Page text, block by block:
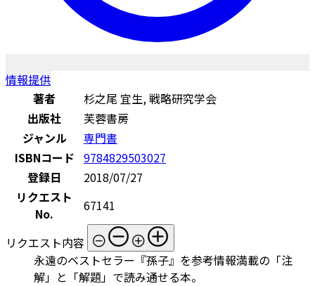
情報提供
著者
杉之尾 宜生, 戦略研究学会
出版社
芙蓉書房
ジャンル
専門書
ISBNコード 9784829503027
登録日
2018/07/27
リクエスト
No.
67141
リクエスト内容
永遠のベストセラー『孫子』を参考情報満載の「注
解」と「解題」で読み通せる本。